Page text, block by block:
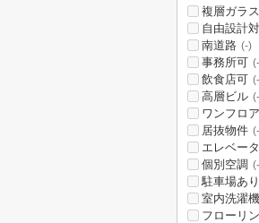
複層ガラス
自由設計
南道路 (-)
事務所可
飲食店可
高層ビル
ワンフロア
居抜物件
エレベー
個別空調
駐車場あり
室内洗濯
フローリ